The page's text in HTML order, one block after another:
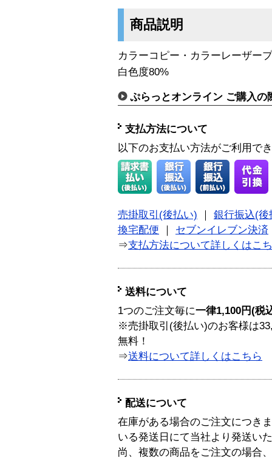
商品説明
カラーコピー・カラーレーザー
白色度80%
ぷらっとオンライン ご購入の
支払方法について
以下のお支払い方法がご利用で
売掛取引(後払い)
銀行振込(後
換宅配便
セブンイレブン決済
⇒支払方法について詳しくはこ
送料について
1つのご注文毎に一律1,100円(税
※売掛取引(後払い)のお客様は
無料！
⇒送料について詳しくはこちら
配送について
在庫がある場合のご注文につき
いる発送日にて当社より発送い
尚、複数の商品をご注文の場合